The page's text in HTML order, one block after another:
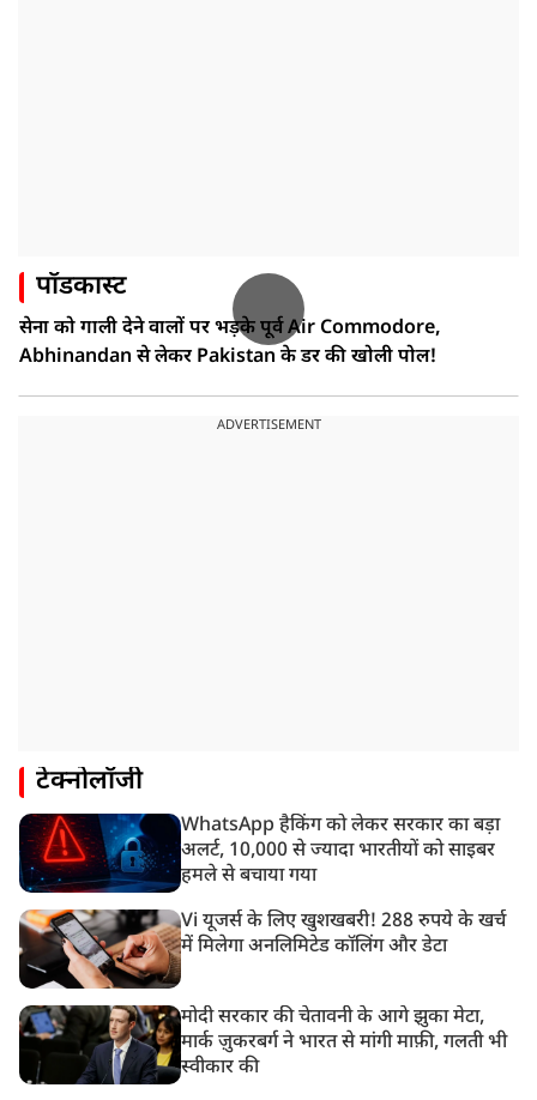
पॉडकास्ट
सेना को गाली देने वालों पर भड़के पूर्व Air Commodore,
Abhinandan से लेकर Pakistan के डर की खोली पोल!
ADVERTISEMENT
टेक्नोलॉजी
WhatsApp हैकिंग को लेकर सरकार का बड़ा
अलर्ट, 10,000 से ज्यादा भारतीयों को साइबर
हमले से बचाया गया
Vi यूजर्स के लिए खुशखबरी! 288 रुपये के खर्च
में मिलेगा अनलिमिटेड कॉलिंग और डेटा
मोदी सरकार की चेतावनी के आगे झुका मेटा,
मार्क ज़ुकरबर्ग ने भारत से मांगी माफ़ी, गलती भी
स्वीकार की